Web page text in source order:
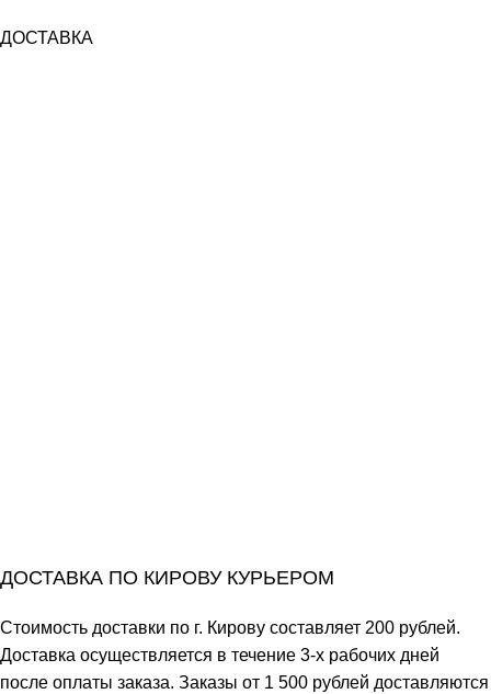
ДОСТАВКА
ДОСТАВКА ПО КИРОВУ КУРЬЕРОМ
Стоимость доставки по г. Кирову составляет 200 рублей.
Доставка осуществляется в течение 3-х рабочих дней
после оплаты заказа. Заказы от 1 500 рублей доставляются